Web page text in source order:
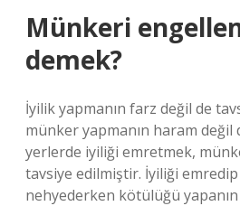
Münkeri
demek?
İyilik yapmanın farz değil de
münker yapmanın haram
yerlerde iyiliği emretmek,
tavsiye edilmiştir. İyiliği
nehyederken kötülüğü